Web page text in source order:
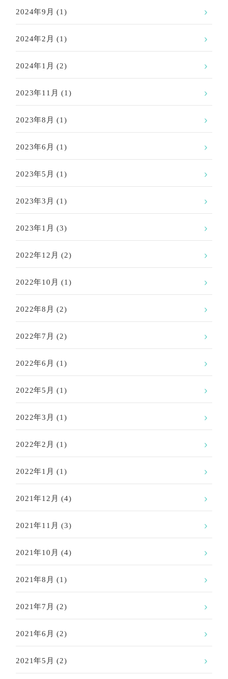
2024年9月 (1)
2024年2月 (1)
2024年1月 (2)
2023年11月 (1)
2023年8月 (1)
2023年6月 (1)
2023年5月 (1)
2023年3月 (1)
2023年1月 (3)
2022年12月 (2)
2022年10月 (1)
2022年8月 (2)
2022年7月 (2)
2022年6月 (1)
2022年5月 (1)
2022年3月 (1)
2022年2月 (1)
2022年1月 (1)
2021年12月 (4)
2021年11月 (3)
2021年10月 (4)
2021年8月 (1)
2021年7月 (2)
2021年6月 (2)
2021年5月 (2)